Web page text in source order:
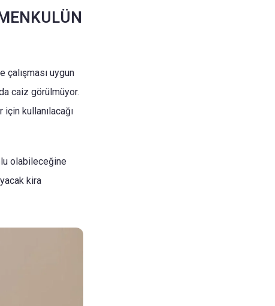
çalışması uygun
caiz görülmüyor.
kullanılacağı
olabileceğine
kira